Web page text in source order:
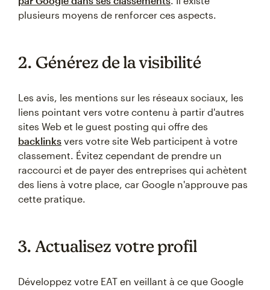
plusieurs moyens de renforcer ces aspects.
2. Générez de la visibilité
Les avis, les mentions sur les réseaux sociaux, les
liens pointant vers votre contenu à partir d'autres
sites Web et le guest posting qui offre des
backlinks vers votre site Web participent à votre
classement. Évitez cependant de prendre un
raccourci et de payer des entreprises qui achètent
des liens à votre place, car Google n'approuve pas
cette pratique.
3. Actualisez votre profil
Développez votre EAT en veillant à ce que Google